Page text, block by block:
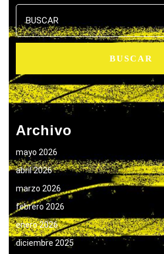
Buscar:
Archivo
mayo 2026
abril 2026
marzo 2026
febrero 2026
enero 2026
diciembre 2025